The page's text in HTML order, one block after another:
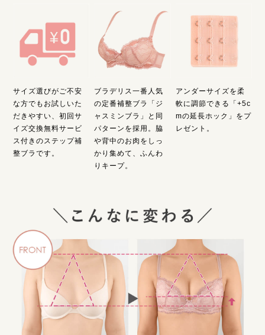
サイズ選びがご不安
な方でもお試しいた
だきやすい、初回サ
イズ交換無料サービ
ス付きのステップ補
整ブラです。
ブラデリス一番人気
の定番補整ブラ「ジ
ャスミンブラ」と同
パターンを採用。脇
や背中のお肉をしっ
かり集めて、ふんわ
りキープ。
アンダーサイズを柔
軟に調節できる「+5c
mの延長ホック」をプ
レゼント。